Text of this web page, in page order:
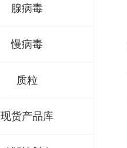
腺病毒
慢病毒
质粒
现货产品库